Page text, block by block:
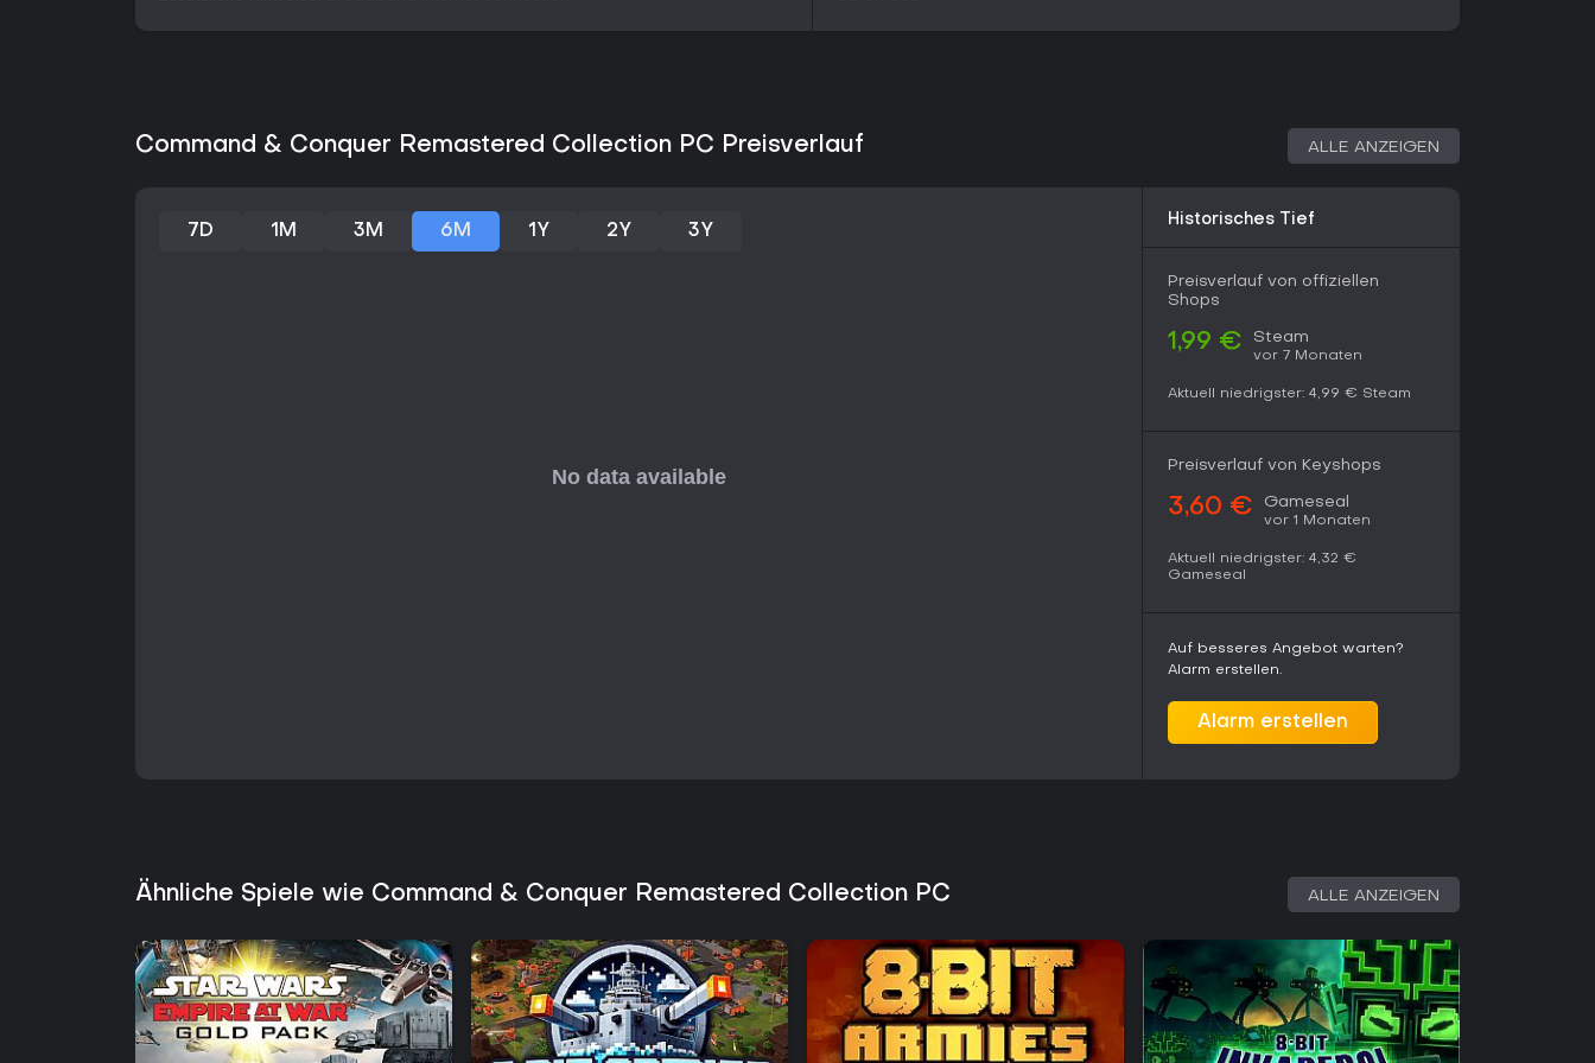
Autosave bis zu Untertiteln, ergänzt durch Lokalisierungen in mehreren Sprachen.
Mit 91 % positiven Bewertungen aus über 17.000 Steam-Rezensionen überzeugt
die Collection durch ihre treue RTS-Wiederbelebung und ist ein Muss für
Skirmish-Modus erleichtern den Einstieg. Als einmaliger Kauf ohne laufende
Singleplayer-Kampagnen oder Wettkämpfe in einer engagierten Community. Wer
Ressourcenmanagement und fraktionsbasierte Kriegsführung mag, bekommt hier
Command & Conquer Remastered Collection PC Preisverlauf ALLE ANZEIGEN
7D 1M 3M 6M 1Y 2Y 3Y
Historisches Tief
Preisverlauf von offiziellen
Shops
1,99 € Steam
vor 7 Monaten
Aktuell niedrigster: 4,99 € Steam
Preisverlauf von Keyshops
3,60 € Gameseal
vor 1 Monaten
Aktuell niedrigster: 4,32 €
Gameseal
Auf besseres Angebot warten?
Alarm erstellen.
Alarm erstellen
Ähnliche Spiele wie Command & Conquer Remastered Collection PC ALLE ANZEIGEN